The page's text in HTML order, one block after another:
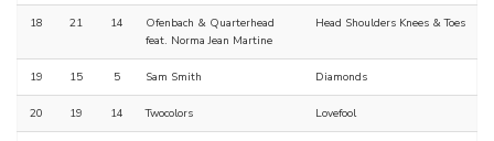
18 21 14
Ofenbach & Quarterhead
feat. Norma Jean Martine
Head Shoulders Knees & Toes
19 15 5 Sam Smith Diamonds
20 19 14 Twocolors Lovefool